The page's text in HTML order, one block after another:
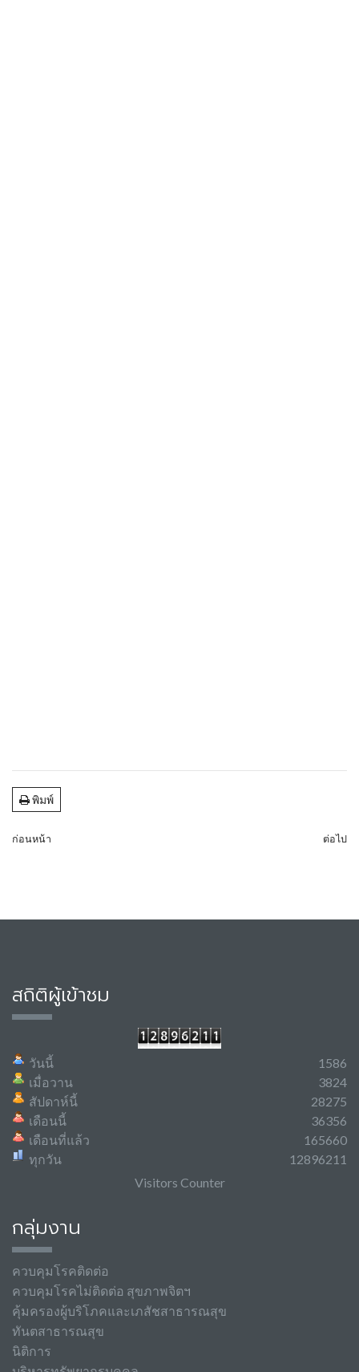
พิมพ์
ก่อนหน้า ต่อไป
สถิติผู้เข้าชม
วันนี้
เมื่อวาน
สัปดาห์นี้
เดือนนี้
เดือนที่แล้ว
ทุกวัน
1586
3824
28275
36356
165660
12896211
Visitors Counter
กลุ่มงาน
ควบคุมโรคติดต่อ
ควบคุมโรคไม่ติดต่อ สุขภาพจิตฯ
คุ้มครองผู้บริโภคและเภสัชสาธารณสุข
ทันตสาธารณสุข
นิติการ